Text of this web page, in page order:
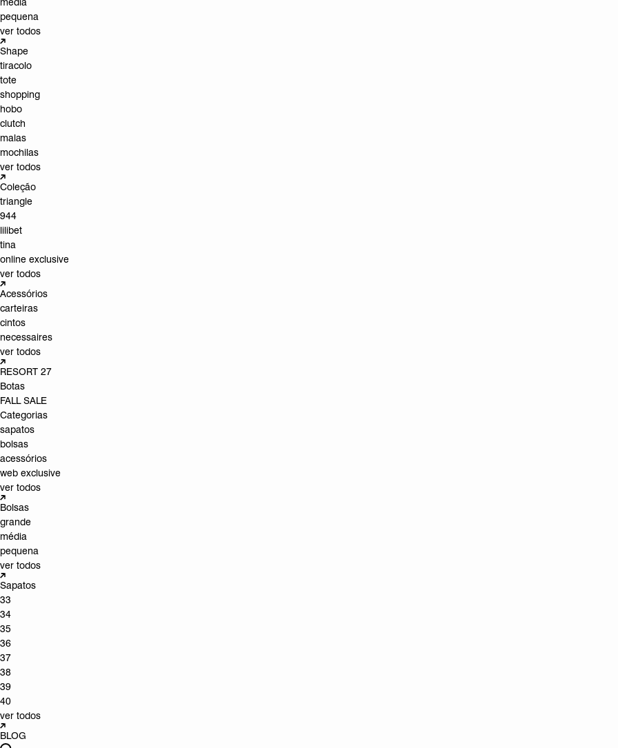
pequena
ver todos
Shape
tiracolo
tote
shopping
hobo
clutch
malas
mochilas
ver todos
Coleção
triangle
944
lilibet
tina
online exclusive
ver todos
Acessórios
carteiras
cintos
necessaires
ver todos
RESORT 27
Botas
FALL SALE
Categorias
sapatos
bolsas
acessórios
web exclusive
ver todos
Bolsas
grande
média
pequena
ver todos
Sapatos
33
34
35
36
37
38
39
40
ver todos
BLOG